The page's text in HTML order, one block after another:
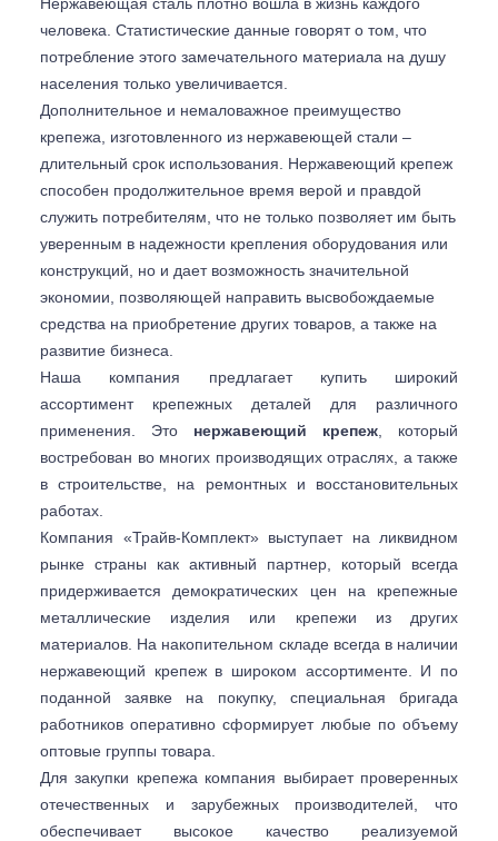
человека. Статистические данные говорят о том, что
потребление этого замечательного материала на душу
населения только увеличивается.
Дополнительное и немаловажное преимущество
крепежа, изготовленного из нержавеющей стали –
длительный срок использования. Нержавеющий крепеж
способен продолжительное время верой и правдой
служить потребителям, что не только позволяет им быть
уверенным в надежности крепления оборудования или
конструкций, но и дает возможность значительной
экономии, позволяющей направить высвобождаемые
средства на приобретение других товаров, а также на
развитие бизнеса.
Наша компания предлагает купить широкий
ассортимент крепежных деталей для различного
применения. Это нержавеющий крепеж , который
востребован во многих производящих отраслях, а также
в строительстве, на ремонтных и восстановительных
работах.
Компания «Трайв-Комплект» выступает на ликвидном
рынке страны как активный партнер, который всегда
придерживается демократических цен на крепежные
металлические изделия или крепежи из других
материалов. На накопительном складе всегда в наличии
нержавеющий крепеж в широком ассортименте. И по
поданной заявке на покупку, специальная бригада
работников оперативно сформирует любые по объему
оптовые группы товара.
Для закупки крепежа компания выбирает проверенных
отечественных и зарубежных производителей, что
обеспечивает высокое качество реализуемой